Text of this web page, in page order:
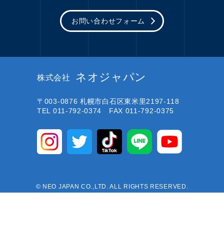
お問い合わせフォーム
株式会社 ネオジャパン
〒003-0876 札幌市白石区東米里2197-118
TEL 011-792-0374 FAX 011-792-0375
© NEO JAPAN CO.,LTD. ALL RIGHTS RESERVED.